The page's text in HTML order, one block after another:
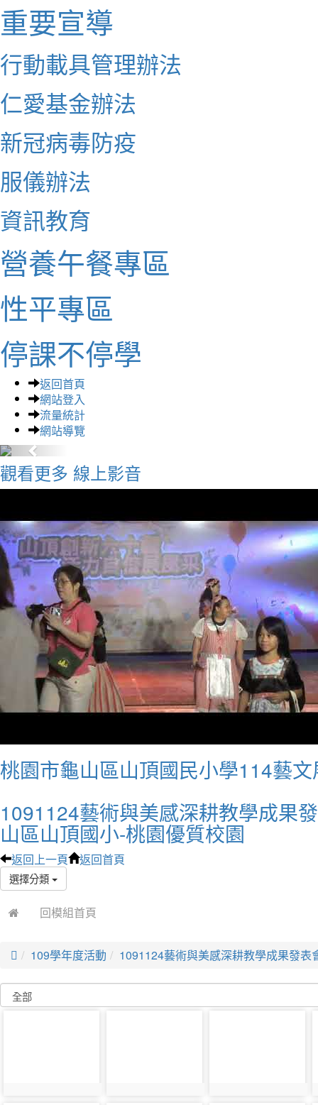
重要宣導
行動載具管理辦法
仁愛基金辦法
新冠病毒防疫
服儀辦法
資訊教育
營養午餐專區
性平專區
停課不停學
返回首頁
網站登入
流量統計
網站導覽
觀看更多 線上影音
桃園市龜山區山頂國民小學114藝
1091124藝術與美感深耕教學成果
山區山頂國小-桃園優質校園
返回上一頁 返回首頁
選擇分類
回模組首頁
 109學年度活動 1091124藝術與美感深耕教學成果發表